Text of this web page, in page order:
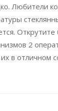
Любители
Открутите
2
в отличном